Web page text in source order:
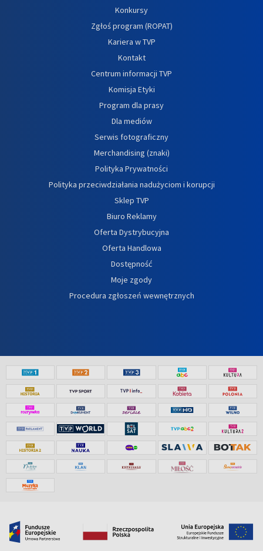
Konkursy
Zgłoś program (ROPAT)
Kariera w TVP
Kontakt
Centrum informacji TVP
Komisja Etyki
Program dla prasy
Dla mediów
Serwis fotograficzny
Merchandising (znaki)
Polityka Prywatności
Polityka przeciwdziałania nadużyciom i korupcji
Sklep TVP
Biuro Reklamy
Oferta Dystrybucyjna
Oferta Handlowa
Dostępność
Moje zgody
Procedura zgłoszeń wewnętrznych